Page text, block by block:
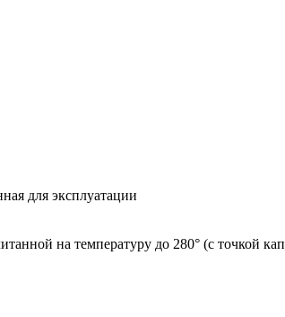
для эксплуатации
на температуру до 280° (с точкой